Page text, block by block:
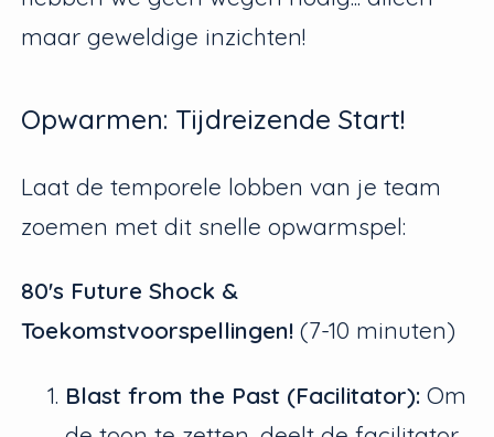
maar geweldige inzichten!
Opwarmen: Tijdreizende Start!
Laat de temporele lobben van je team
zoemen met dit snelle opwarmspel:
80's Future Shock &
Toekomstvoorspellingen! (7-10 minuten)
Blast from the Past (Facilitator): Om